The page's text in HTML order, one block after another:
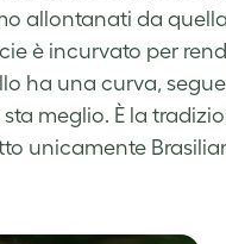
allontanati da
è incurvato per
ha una curva, segue
meglio. È la
unicamente